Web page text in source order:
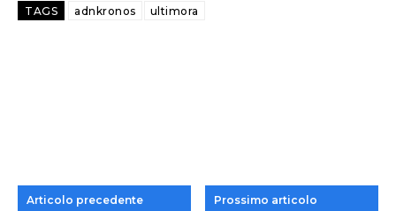
TAGS adnkronos ultimora
Articolo precedente Prossimo articolo